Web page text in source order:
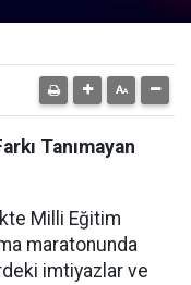
Tanımayan
Milli Eğitim
maratonunda
imtiyazlar ve